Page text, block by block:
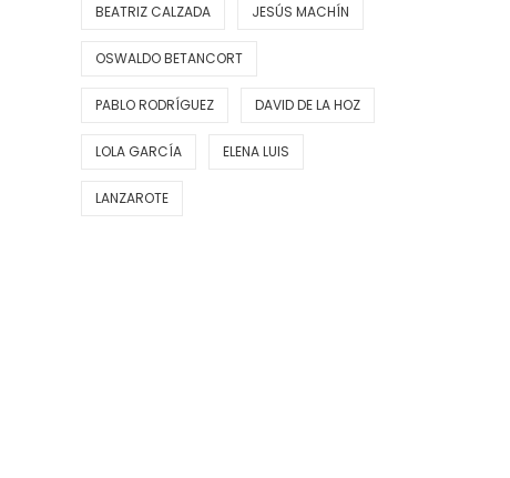
BEATRIZ CALZADA JESÚS MACHÍN
OSWALDO BETANCORT
PABLO RODRÍGUEZ DAVID DE LA HOZ
LOLA GARCÍA ELENA LUIS
LANZAROTE